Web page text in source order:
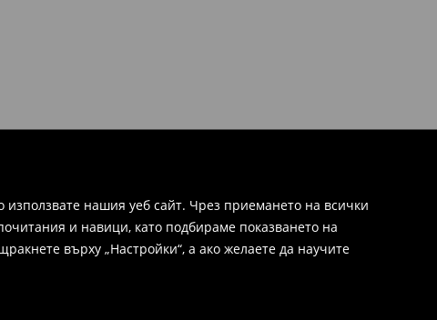
нашия уеб сайт. Чрез приемането на всички
и навици, като подбираме показването на
върху „Настройки“, а ако желаете да научите